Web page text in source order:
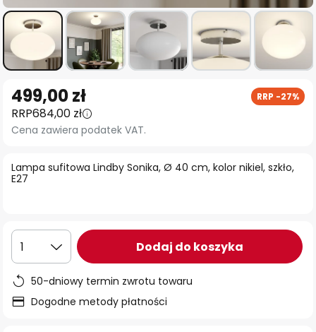
na
początek
galerii
Lampa sufitowa Lindby Sonika, Ø 40 cm, kolor nikiel, szkło,
E27
499,00 zł RRP -27%
RRP684,00 zł
Cena zawiera podatek VAT.
1 Dodaj do koszyka
50-dniowy termin zwrotu towaru
Dogodne metody płatności